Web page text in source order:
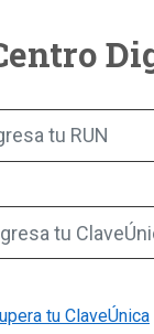
tu RUN
tu
tu ClaveÚnica